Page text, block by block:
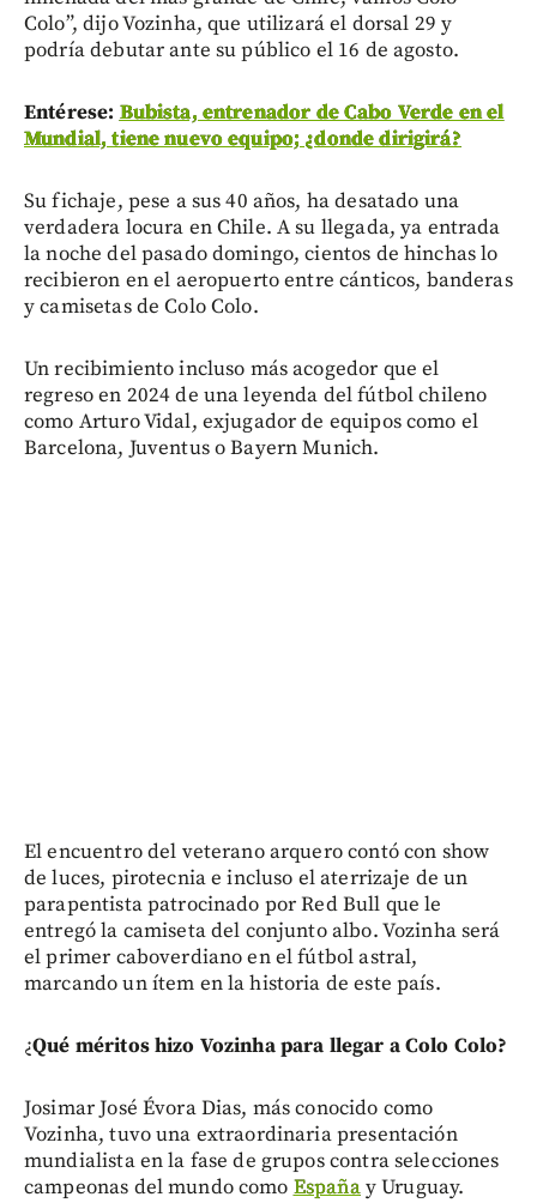
Colo”, dijo Vozinha, que utilizará el dorsal 29 y
podría debutar ante su público el 16 de agosto.
Entérese: Bubista, entrenador de Cabo Verde en el
Mundial, tiene nuevo equipo; ¿donde dirigirá?
Su fichaje, pese a sus 40 años, ha desatado una
verdadera locura en Chile. A su llegada, ya entrada
la noche del pasado domingo, cientos de hinchas lo
recibieron en el aeropuerto entre cánticos, banderas
y camisetas de Colo Colo.
Un recibimiento incluso más acogedor que el
regreso en 2024 de una leyenda del fútbol chileno
como Arturo Vidal, exjugador de equipos como el
Barcelona, Juventus o Bayern Munich.
El encuentro del veterano arquero contó con show
de luces, pirotecnia e incluso el aterrizaje de un
parapentista patrocinado por Red Bull que le
entregó la camiseta del conjunto albo. Vozinha será
el primer caboverdiano en el fútbol astral,
marcando un ítem en la historia de este país.
¿Qué méritos hizo Vozinha para llegar a Colo Colo?
Josimar José Évora Dias, más conocido como
Vozinha, tuvo una extraordinaria presentación
mundialista en la fase de grupos contra selecciones
campeonas del mundo como Españay Uruguay.